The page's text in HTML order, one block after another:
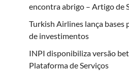
encontra abrigo – Artigo de
Turkish Airlines lança bases
de investimentos
INPI disponibiliza versão
Plataforma de Serviços